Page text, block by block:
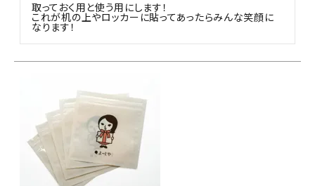
企業さま向け窓口
取っておく用と使う用にします！
これが机の上やロッカーに貼ってあったらみんな笑顔に
なります！